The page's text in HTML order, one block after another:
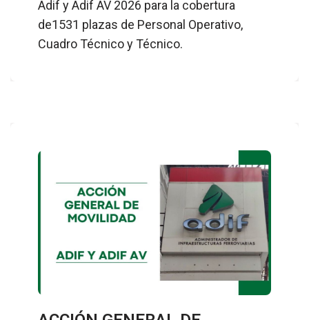
Adif y Adif AV 2026 para la cobertura
de1531 plazas de Personal Operativo,
Cuadro Técnico y Técnico.